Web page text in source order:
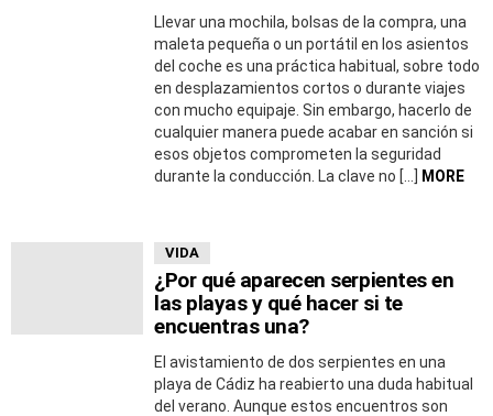
Llevar una mochila, bolsas de la compra, una
maleta pequeña o un portátil en los asientos
del coche es una práctica habitual, sobre todo
en desplazamientos cortos o durante viajes
con mucho equipaje. Sin embargo, hacerlo de
cualquier manera puede acabar en sanción si
esos objetos comprometen la seguridad
durante la conducción. La clave no […]
MORE
VIDA
¿Por qué aparecen serpientes en
las playas y qué hacer si te
encuentras una?
El avistamiento de dos serpientes en una
playa de Cádiz ha reabierto una duda habitual
del verano. Aunque estos encuentros son